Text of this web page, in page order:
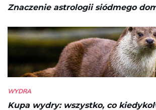
Znaczenie astrologii siódmego
WYDRA
Kupa wydry: wszystko, co